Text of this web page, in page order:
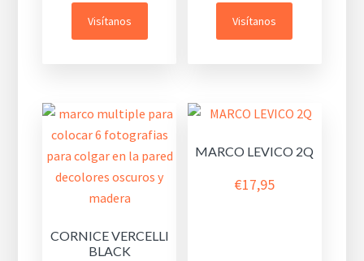
Visítanos Visítanos
CORNICE VERCELLI
BLACK
MARCO LEVICO 2Q
€17,95